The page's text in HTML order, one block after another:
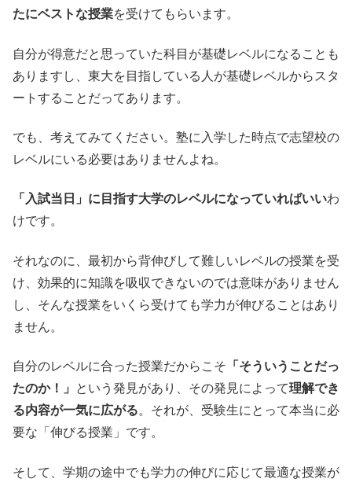
たにベストな授業を受けてもらいます。
自分が得意だと思っていた科目が基礎レベルになることも
ありますし、東大を目指している人が基礎レベルからスタ
ートすることだってあります。
でも、考えてみてください。塾に入学した時点で志望校の
レベルにいる必要はありませんよね。
「入試当日」に目指す大学のレベルになっていればいいわ
けです。
それなのに、最初から背伸びして難しいレベルの授業を受
け、効果的に知識を吸収できないのでは意味がありません
し、そんな授業をいくら受けても学力が伸びることはあり
ません。
自分のレベルに合った授業だからこそ 「そういうことだっ
たのか！」
という発見があり、その発見によって理解でき
る内容が一気に広がる。それが、受験生にとって本当に必
要な「伸びる授業」です。
そして、学期の途中でも学力の伸びに応じて最適な授業が